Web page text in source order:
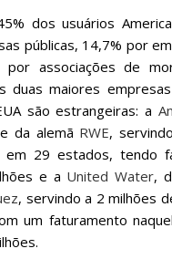
dos usuários
públicas, 14,7% por
por associações de
duas maiores
são estrangeiras: a
da alemã RWE,
em 29 estados, tendo
e a United Water,
, servindo a 2 milhões
um faturamento